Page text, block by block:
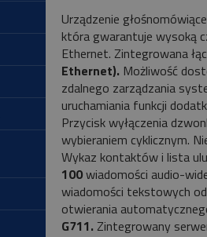
Urządzenie
która gwarantuje wysoką
Ethernet. Zintegrowana
Ethernet). Możliwość
zdalnego zarządzania
uruchamiania funkcji
Przycisk wyłączenia
wybieraniem cyklicznym.
Wykaz kontaktów i lista
100wiadomości audio-
wiadomości tekstowych
otwierania
G711. Zintegrowany